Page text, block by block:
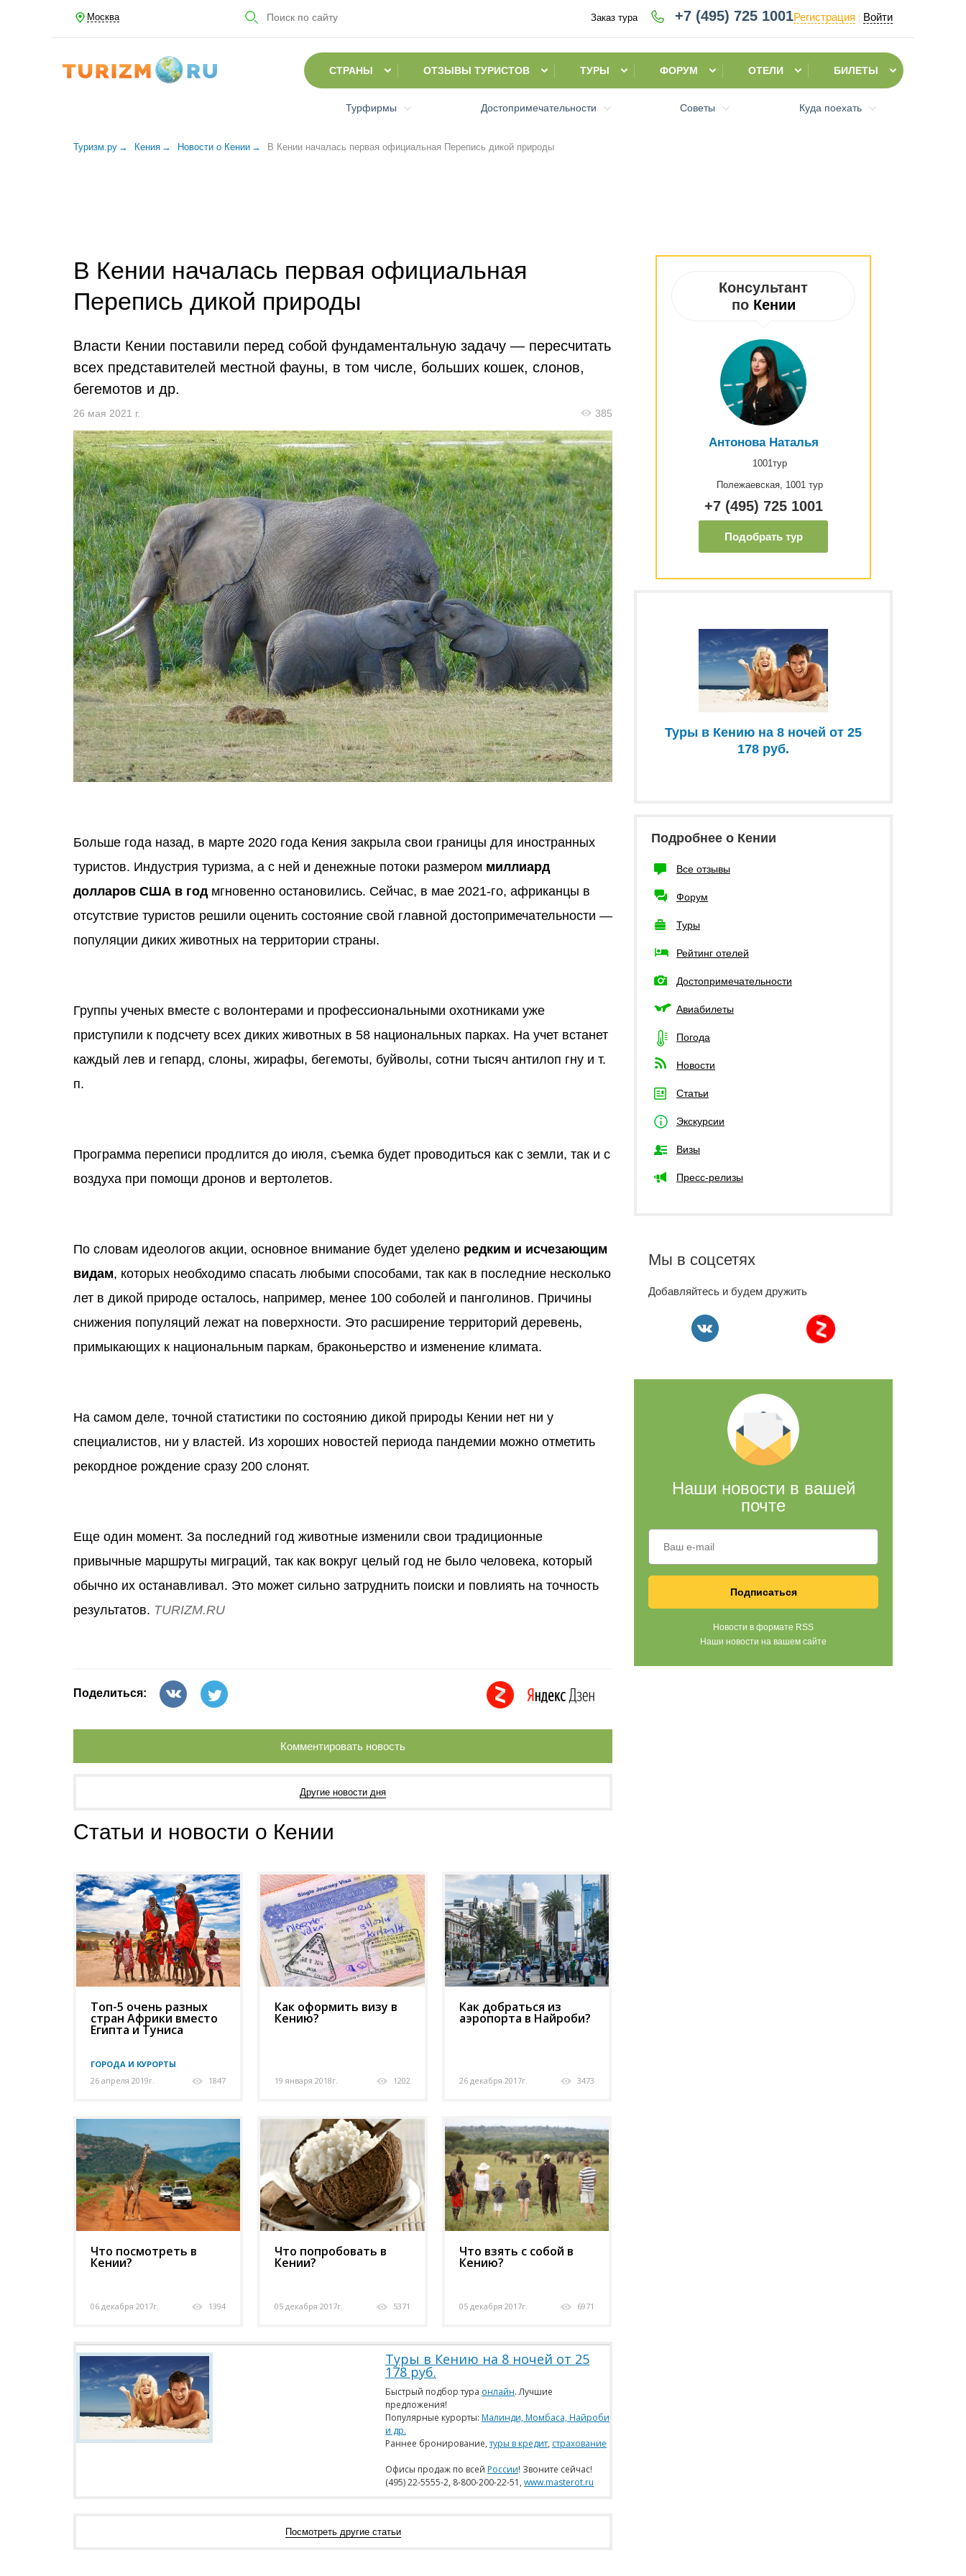
Москва Заказ тура +7 (495) 725 1001Регистрация Войти
СТРАНЫ ОТЗЫВЫ ТУРИСТОВ ТУРЫ ФОРУМ ОТЕЛИ БИЛЕТЫ
Турфирмы Достопримечательности Советы Куда поехать
Туризм.ру Кения Новости о Кении В Кении началась первая официальная Перепись дикой природы
В Кении началась первая официальная
Перепись дикой природы
Власти Кении поставили перед собой фундаментальную задачу — пересчитать
всех представителей местной фауны, в том числе, больших кошек, слонов,
бегемотов и др.
26 мая 2021 г. 385
Больше года назад, в марте 2020 года Кения закрыла свои границы для иностранных
туристов. Индустрия туризма, а с ней и денежные потоки размером миллиард
долларов США в годмгновенно остановились. Сейчас, в мае 2021-го, африканцы в
отсутствие туристов решили оценить состояние свой главной достопримечательности —
популяции диких животных на территории страны.
Группы ученых вместе с волонтерами и профессиональными охотниками уже
приступили к подсчету всех диких животных в 58 национальных парках. На учет встанет
каждый лев и гепард, слоны, жирафы, бегемоты, буйволы, сотни тысяч антилоп гну и т.
п.
Программа переписи продлится до июля, съемка будет проводиться как с земли, так и с
воздуха при помощи дронов и вертолетов.
По словам идеологов акции, основное внимание будет уделено редким и исчезающим
видам, которых необходимо спасать любыми способами, так как в последние несколько
лет в дикой природе осталось, например, менее 100 соболей и панголинов. Причины
снижения популяций лежат на поверхности. Это расширение территорий деревень,
примыкающих к национальным паркам, браконьерство и изменение климата.
На самом деле, точной статистики по состоянию дикой природы Кении нет ни у
специалистов, ни у властей. Из хороших новостей периода пандемии можно отметить
рекордное рождение сразу 200 слонят.
Еще один момент. За последний год животные изменили свои традиционные
привычные маршруты миграций, так как вокруг целый год не было человека, который
обычно их останавливал. Это может сильно затруднить поиски и повлиять на точность
результатов. TURIZM.RU
Поделиться:
Комментировать новость
Другие новости дня
Статьи и новости о Кении
Топ-5 очень разных
стран Африки вместо
Египта и Туниса
ГОРОДА И КУРОРТЫ
26 апреля 2019г.
1847
Как оформить визу в
Кению?
19 января 2018г. 1202
Как добраться из
аэропорта в Найроби?
26 декабря 2017г. 3473
Что посмотреть в
Кении?
06 декабря 2017г. 1394
Что попробовать в
Кении?
05 декабря 2017г. 5371
Что взять с собой в
Кению?
05 декабря 2017г. 6971
Туры в Кению на 8 ночей от 25
178 руб.
Быстрый подбор тура онлайн. Лучшие
предложения!
Популярные курорты: Малинди, Момбаса, Найроби
и др.
Раннее бронирование,туры в кредит, страхование
Офисы продаж по всей России! Звоните сейчас!
(495) 22-5555-2, 8-800-200-22-51 , www.masterot.ru
Посмотреть другие статьи
Консультант
по Кении
Антонова Наталья
1001тур
Полежаевская, 1001 тур
+7 (495) 725 1001
Подобрать тур
Туры в Кению на 8 ночей от 25
178 руб.
Подробнее о Кении
Все отзывы
Форум
Туры
Рейтинг отелей
Достопримечательности
Авиабилеты
Погода
Новости
Статьи
Экскурсии
Визы
Пресс-релизы
Мы в соцсетях
Добавляйтесь и будем дружить
Наши новости в вашей
почте
Подписаться
Новости в формате RSS
Наши новости на вашем сайте